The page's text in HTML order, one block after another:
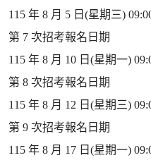
115 年 8 月 5 日(星期三)
第 7 次招考報名日期
115 年 8 月 10 日(星期一)
第 8 次招考報名日期
115 年 8 月 12 日(星期三)
第 9 次招考報名日期
115 年 8 月 17 日(星期一)